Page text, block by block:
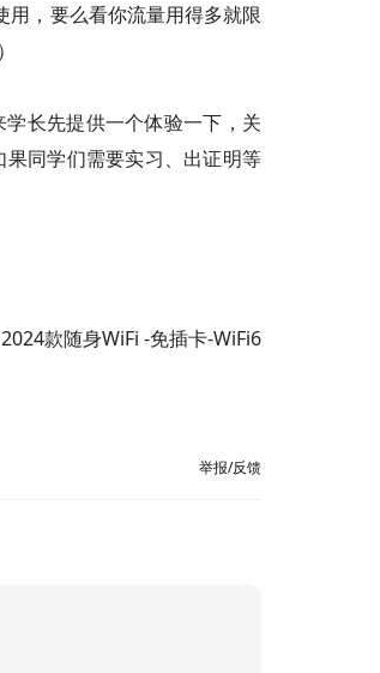
，要么看你流量用得多就限
长先提供一个体验一下，关
同学们需要实习、出证明等
款随身WiFi -免插卡-WiFi6
举报/反馈